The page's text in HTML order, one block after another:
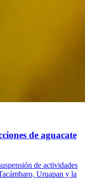
de aguacate
de actividades
Uruapan y la